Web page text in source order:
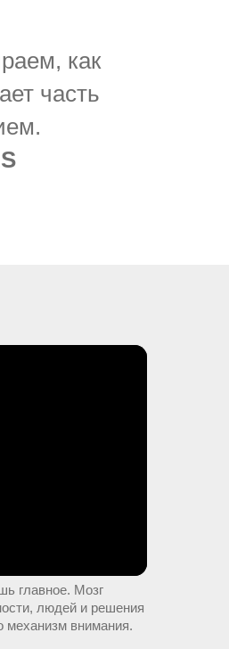
как
часть
главное. Мозг
людей и решения
механизм внимания.